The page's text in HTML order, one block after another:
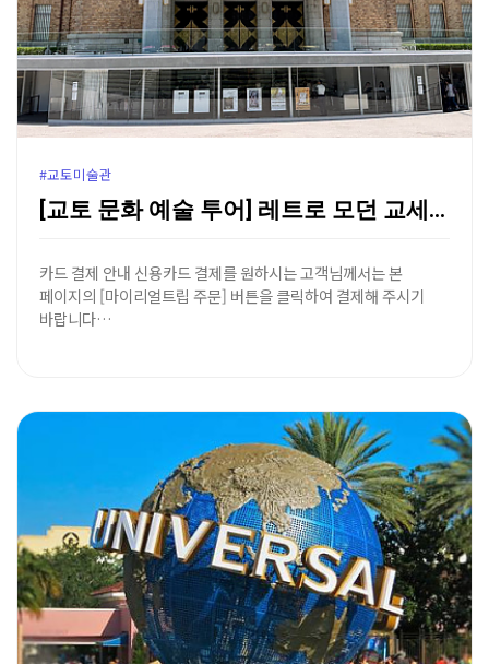
#교토미술관
[교토 문화 예술 투어] 레트로 모던 교세라 미술관 &…
카드 결제 안내 신용카드 결제를 원하시는 고객님께서는 본
페이지의 [마이리얼트립 주문] 버튼을 클릭하여 결제해 주시기
바랍니다…